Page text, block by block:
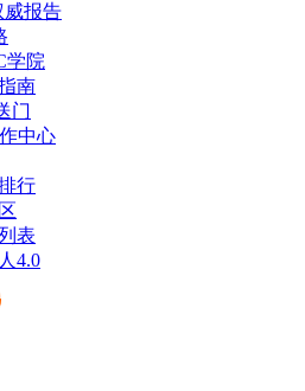
威报告
学院
南
门
中心
行
表
4.0